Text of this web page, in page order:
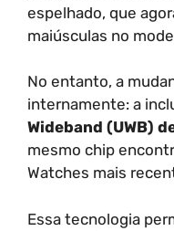
espelhado, que
maiúsculas no
No entanto, a
internamente: a
Wideband (UWB)
mesmo chip
Watches mais
Essa tecnologia